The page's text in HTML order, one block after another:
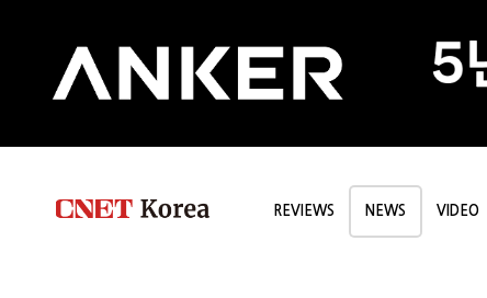
REVIEWS NEWS VIDEO